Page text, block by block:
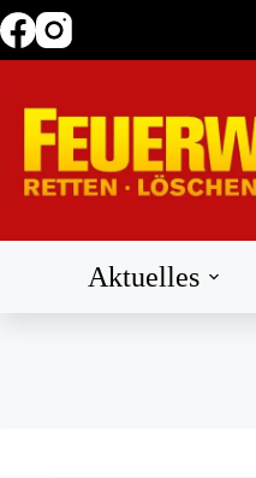
Zum
Inhalt
Aktuelles